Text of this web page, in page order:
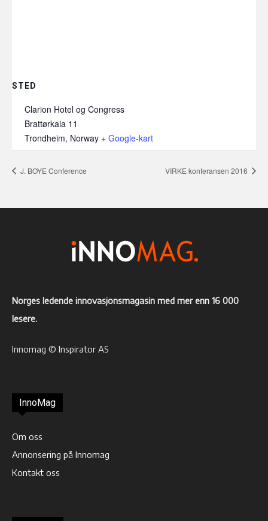
STED
Clarion Hotel og Congress
Brattørkaia 11
Trondheim, Norway + Google-kart
J. BOYE Conference VIRKE konferansen 2016
Norges ledende innovasjonsmagasin med mer enn 16 000
lesere.
Innomag © Inspirator AS
InnoMag
Om oss
Annonsering på Innomag
Kontakt oss